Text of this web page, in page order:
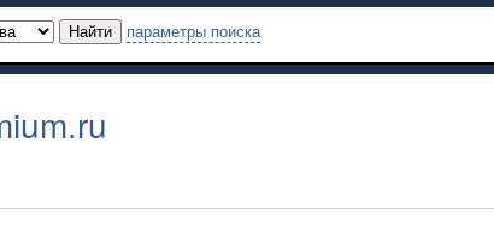
параметры поиска